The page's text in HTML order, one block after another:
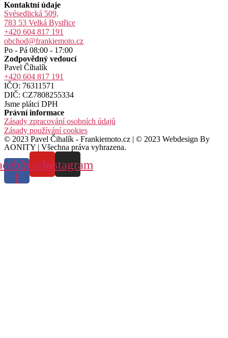
Kontaktní údaje
Svésedlická 509,
783 53 Velká Bystřice
+420 604 817 191
obchod@frankiemoto.cz
Po - Pá 08:00 - 17:00
Zodpovědný vedoucí
Pavel Číhalík
+420 604 817 191
IČO: 76311571
DIČ: CZ7808255334
Jsme plátci DPH
Právní informace
Zásady zpracování osobních údajů
Zásady používání cookies
© 2023 Pavel Čihalík - Frankiemoto.cz | © 2023 Webdesign By
AONITY | Všechna práva vyhrazena.
f
YoutubeInstagram